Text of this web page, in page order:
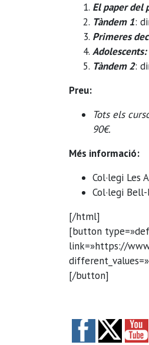
El paper del
Tàndem 1:
Primeres
Adolescents:
Tàndem 2:
Preu:
Tots els
90€.
Més informació:
Col·legi Les
Col·legi
[/html]
[button
link=»https://
[/button]